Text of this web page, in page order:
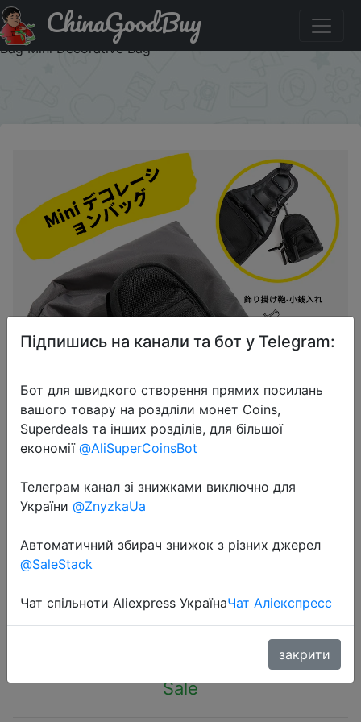
Акція на Japanese Style Small Coin Purse Cordura Nylon
Cloth Mini Backpack Waterproof Storage Bag Key Holder
Bag Mini Decorative Bag
ChinaGoodBuy
Japanese Style Small Coin Purse
Cordura Nylon Cloth Mini Backpack
Waterproof Storage Bag Key Holder
Bag Mini Decorative Bag
$12.55
Sale
Підпишись на канали та бот у Telegram:
Бот для швидкого створення прямих посилань
вашого товару на роздліли монет Coins,
Superdeals та інших розділів, для більшої
економії @AliSuperCoinsBot
Телеграм канал зі знижками виключно для
України @ZnyzkaUa
Автоматичний збирач знижок з різних джерел
@SaleStack
Чат спільноти Aliexpress УкраїнаЧат Аліекспресс
закрити